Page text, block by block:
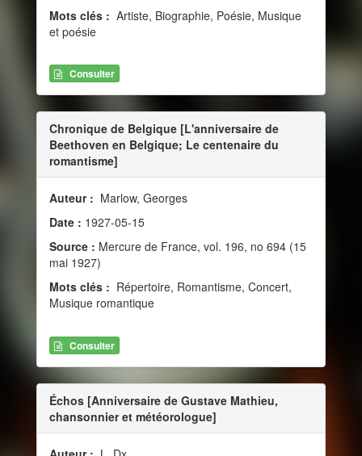
Mots clés : Artiste, Biographie, Poésie, Musique
et poésie
Consulter
Chronique de Belgique [L'anniversaire de
Beethoven en Belgique; Le centenaire du
romantisme]
Auteur : Marlow, Georges
Date : 1927-05-15
Source : Mercure de France, vol. 196, no 694 (15
mai 1927)
Mots clés : Répertoire, Romantisme, Concert,
Musique romantique
Consulter
Échos [Anniversaire de Gustave Mathieu,
chansonnier et météorologue]